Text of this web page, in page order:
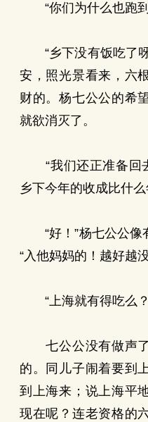
“你们为什么也跑到
“乡下没有饭吃了呀
安，照光景看来，六
财的。杨七公公的希
就欲消灭了。
“我们还正准备回
乡下今年的收成比什
“好！”杨七公公像
“入他妈妈的！越好越
“上海就有得吃么
七公公没有做声了
的。同儿子闹着要到
到上海来；说上海平
现在呢？连老资格的